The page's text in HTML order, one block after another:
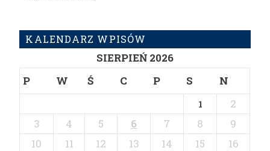
KALENDARZ WPISÓW
SIERPIEŃ 2026
P
W Ś C P S N
1
2
3
4 5 6 7 8
9
10
11 12 13 14 15
16